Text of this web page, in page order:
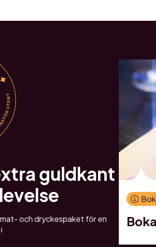
guldkant
och dryckespaket för en